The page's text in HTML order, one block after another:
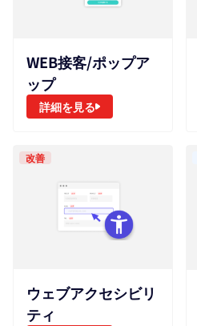
WEB接客/ポップア
ップ
詳細を見る
改善
ウェブアクセシビリ
ティ